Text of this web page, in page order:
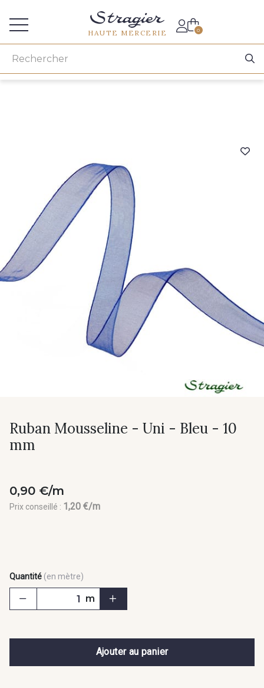
HAUTE MERCERIE 0
Ruban Mousseline - Uni - Bleu - 10
mm
0,90 €/m
Prix conseillé : 1,20 €/m
Quantité (en mètre)
m
Ajouter au panier